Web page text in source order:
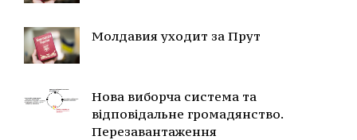
Молдавия уходит за Прут
Нова виборча система та
відповідальне громадянство.
Перезавантаження